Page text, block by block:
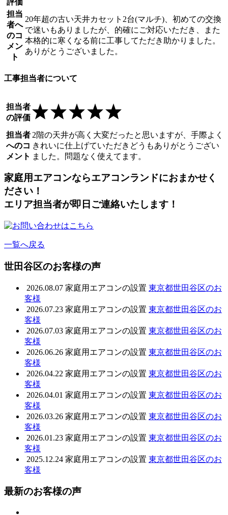
評価
担当
者へ
のコ
メン
ト
20年超の古い天井カセット2台(マルチ)、初めての交換
で迷いもありましたが、的確にご対応いただき、また
本格的に寒くなる前に工事してただき助かりました。
ありがとうございました。
工事担当者について
担当者
の評価
担当者
へのコ
メント
2階の天井が高く大変だったと思いますが、手際よく
きれいに仕上げていただきどうもありがとうござい
ました。問題なく使えてます。
家庭用エアコンならエアコンランドにおまかせく
ださい！
エリア担当者が即日ご連絡いたします！
一覧へ戻る
世田谷区のお客様の声
2026.08.07 家庭用エアコンの設置 東京都世田谷区のお
客様
2026.07.23 家庭用エアコンの設置 東京都世田谷区のお
客様
2026.07.03 家庭用エアコンの設置 東京都世田谷区のお
客様
2026.06.26 家庭用エアコンの設置 東京都世田谷区のお
客様
2026.04.22 家庭用エアコンの設置 東京都世田谷区のお
客様
2026.04.01 家庭用エアコンの設置 東京都世田谷区のお
客様
2026.03.26 家庭用エアコンの設置 東京都世田谷区のお
客様
2026.01.23 家庭用エアコンの設置 東京都世田谷区のお
客様
2025.12.24 家庭用エアコンの設置 東京都世田谷区のお
客様
最新のお客様の声